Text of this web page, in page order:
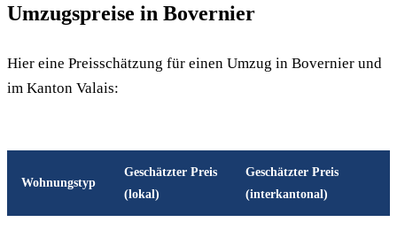
Umzugspreise in Bovernier
Hier eine Preisschätzung für einen Umzug in Bovernier und
im Kanton Valais:
Wohnungstyp
Geschätzter Preis
(lokal)
Geschätzter Preis
(interkantonal)